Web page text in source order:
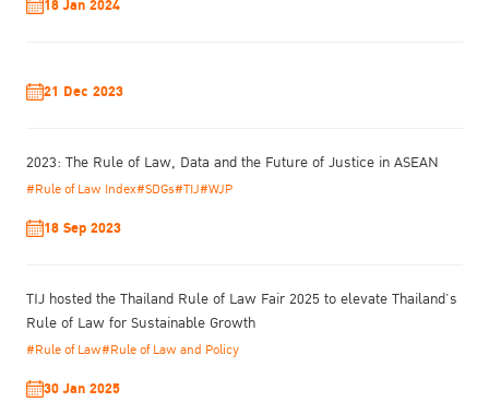
18 Jan 2024
21 Dec 2023
2023: The Rule of Law, Data and the Future of Justice in ASEAN
#Rule of Law Index#SDGs#TIJ#WJP
18 Sep 2023
TIJ hosted the Thailand Rule of Law Fair 2025 to elevate Thailand’s
Rule of Law for Sustainable Growth
#Rule of Law#Rule of Law and Policy
30 Jan 2025